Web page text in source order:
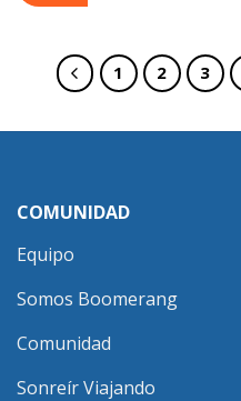
1 2 3
COMUNIDAD
Equipo
Somos Boomerang
Comunidad
Sonreír Viajando